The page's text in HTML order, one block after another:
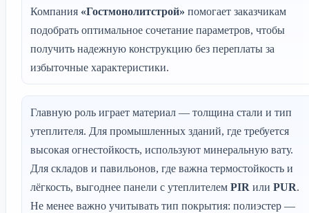
Компания «Гостмонолитстрой» помогает заказчикам
подобрать оптимальное сочетание параметров, чтобы
получить надежную конструкцию без переплаты за
избыточные характеристики.
Главную роль играет материал — толщина стали и тип
утеплителя. Для промышленных зданий, где требуется
высокая огнестойкость, используют минеральную вату.
Для складов и павильонов, где важна термостойкость и
лёгкость, выгоднее панели с утеплителем PIR или PUR.
Не менее важно учитывать тип покрытия: полиэстер —